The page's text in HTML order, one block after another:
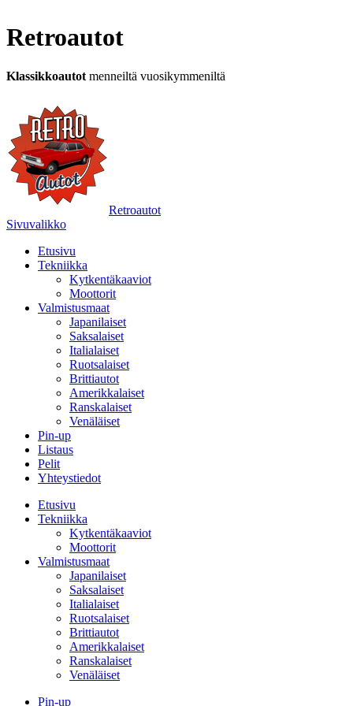
Retroautot
Klassikkoautot menneiltä vuosikymmeniltä
Retroautot
Sivuvalikko
Etusivu
Tekniikka
Kytkentäkaaviot
Moottorit
Valmistusmaat
Japanilaiset
Saksalaiset
Italialaiset
Ruotsalaiset
Brittiautot
Amerikkalaiset
Ranskalaiset
Venäläiset
Pin-up
Listaus
Pelit
Yhteystiedot
Etusivu
Tekniikka
Kytkentäkaaviot
Moottorit
Valmistusmaat
Japanilaiset
Saksalaiset
Italialaiset
Ruotsalaiset
Brittiautot
Amerikkalaiset
Ranskalaiset
Venäläiset
Pin-up